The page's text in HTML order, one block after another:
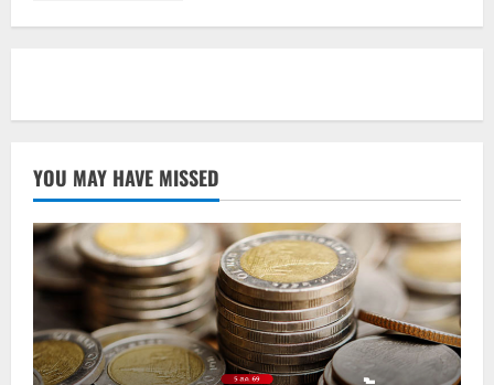
YOU MAY HAVE MISSED